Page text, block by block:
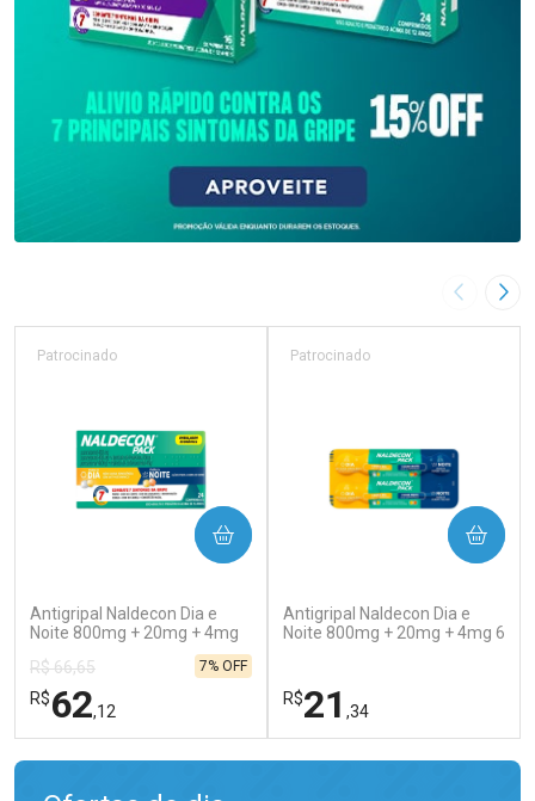
Imagem
Antigripal Naldecon Dia e
Noite 800mg + 20mg + 4mg
Patrocinado
R$ 66,65
R$62,12
7% OFF
COMPRAR
Antigripal Naldecon Dia e
Noite 800mg + 20mg + 4mg 6
Patrocinado
R$21 ,34
COMPRAR